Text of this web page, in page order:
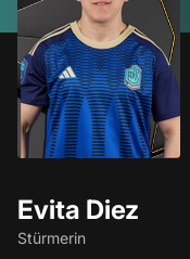
Evita Diez
Stürmerin